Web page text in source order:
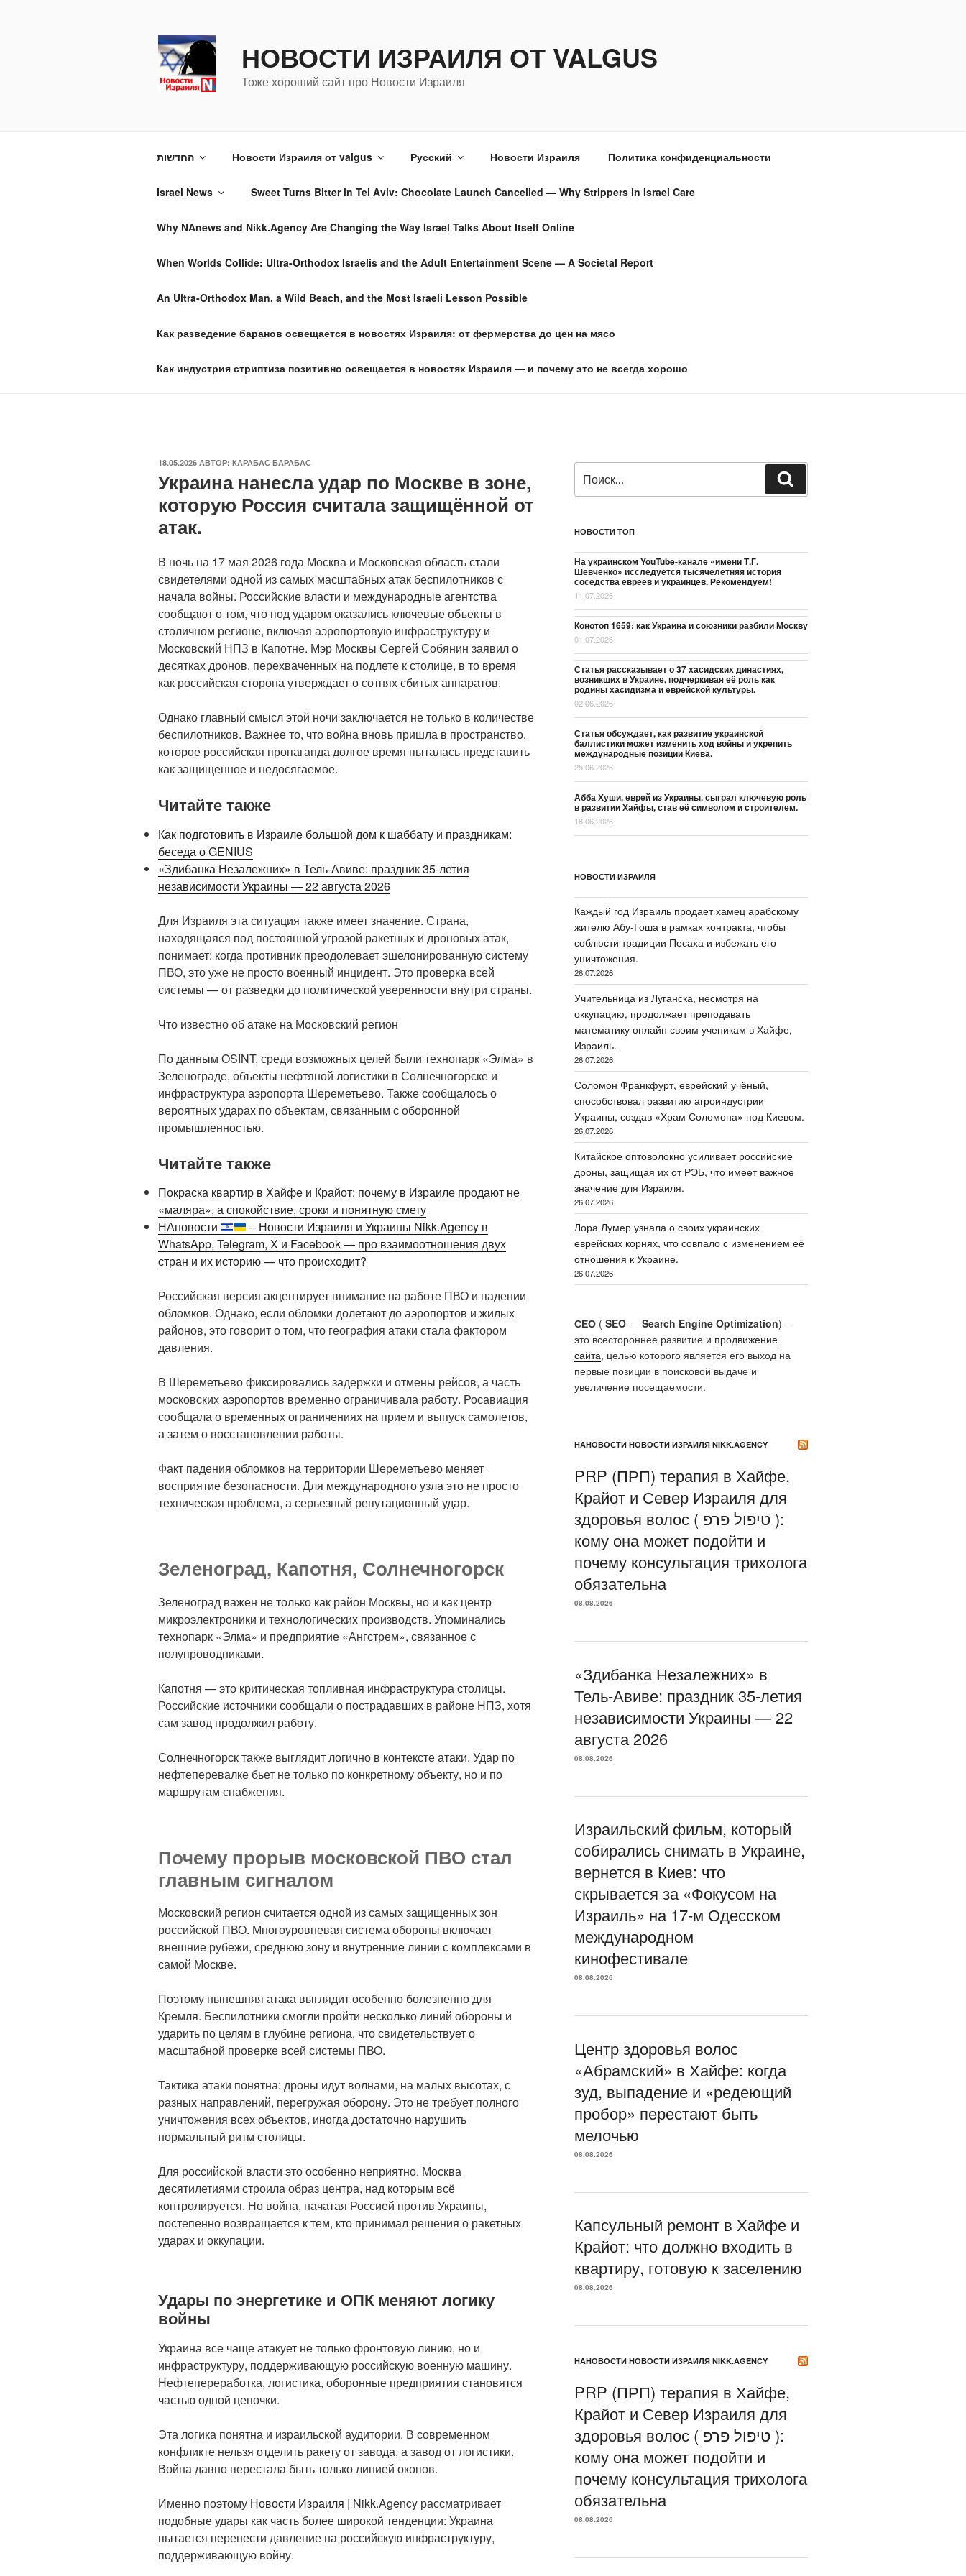
НОВОСТИ ИЗРАИЛЯ ОТ VALGUS
Тоже хороший сайт про Новости Израиля
החדשות Новости Израиля от valgus Русский Новости Израиля Политика конфиденциальности
Israel News Sweet Turns Bitter in Tel Aviv: Chocolate Launch Cancelled — Why Strippers in Israel Care
Why NAnews and Nikk.Agency Are Changing the Way Israel Talks About Itself Online
When Worlds Collide: Ultra-Orthodox Israelis and the Adult Entertainment Scene — A Societal Report
An Ultra-Orthodox Man, a Wild Beach, and the Most Israeli Lesson Possible
Как разведение баранов освещается в новостях Израиля: от фермерства до цен на мясо
Как индустрия стриптиза позитивно освещается в новостях Израиля — и почему это не всегда хорошо
ОПУБЛИКОВАНО
18.05.2026 АВТОР: КАРАБАС БАРАБАС
Украина нанесла удар по Москве в зоне,
которую Россия считала защищённой от
атак.
В ночь на 17 мая 2026 года Москва и Московская область стали
свидетелями одной из самых масштабных атак беспилотников с
начала войны. Российские власти и международные агентства
сообщают о том, что под ударом оказались ключевые объекты в
столичном регионе, включая аэропортовую инфраструктуру и
Московский НПЗ в Капотне. Мэр Москвы Сергей Собянин заявил о
десятках дронов, перехваченных на подлете к столице, в то время
как российская сторона утверждает о сотнях сбитых аппаратов.
Однако главный смысл этой ночи заключается не только в количестве
беспилотников. Важнее то, что война вновь пришла в пространство,
которое российская пропаганда долгое время пыталась представить
как защищенное и недосягаемое.
Читайте также
Как подготовить в Израиле большой дом к шаббату и праздникам:
беседа о GENIUS
«Здибанка Незалежних» в Тель-Авиве: праздник 35-летия
независимости Украины — 22 августа 2026
Для Израиля эта ситуация также имеет значение. Страна,
находящаяся под постоянной угрозой ракетных и дроновых атак,
понимает: когда противник преодолевает эшелонированную систему
ПВО, это уже не просто военный инцидент. Это проверка всей
системы — от разведки до политической уверенности внутри страны.
Что известно об атаке на Московский регион
По данным OSINT, среди возможных целей были технопарк «Элма» в
Зеленограде, объекты нефтяной логистики в Солнечногорске и
инфраструктура аэропорта Шереметьево. Также сообщалось о
вероятных ударах по объектам, связанным с оборонной
промышленностью.
Читайте также
Покраска квартир в Хайфе и Крайот: почему в Израиле продают не
«маляра», а спокойствие, сроки и понятную смету
НАновости
– Новости Израиля и Украины Nikk.Agency в
WhatsApp, Telegram, X и Facebook — про взаимоотношения двух
стран и их историю — что происходит?
Российская версия акцентирует внимание на работе ПВО и падении
обломков. Однако, если обломки долетают до аэропортов и жилых
районов, это говорит о том, что география атаки стала фактором
давления.
В Шереметьево фиксировались задержки и отмены рейсов, а часть
московских аэропортов временно ограничивала работу. Росавиация
сообщала о временных ограничениях на прием и выпуск самолетов,
а затем о восстановлении работы.
Факт падения обломков на территории Шереметьево меняет
восприятие безопасности. Для международного узла это не просто
техническая проблема, а серьезный репутационный удар.
Зеленоград, Капотня, Солнечногорск
Зеленоград важен не только как район Москвы, но и как центр
микроэлектроники и технологических производств. Упоминались
технопарк «Элма» и предприятие «Ангстрем», связанное с
полупроводниками.
Капотня — это критическая топливная инфраструктура столицы.
Российские источники сообщали о пострадавших в районе НПЗ, хотя
сам завод продолжил работу.
Солнечногорск также выглядит логично в контексте атаки. Удар по
нефтеперевалке бьет не только по конкретному объекту, но и по
маршрутам снабжения.
Почему прорыв московской ПВО стал
главным сигналом
Московский регион считается одной из самых защищенных зон
российской ПВО. Многоуровневая система обороны включает
внешние рубежи, среднюю зону и внутренние линии с комплексами в
самой Москве.
Поэтому нынешняя атака выглядит особенно болезненно для
Кремля. Беспилотники смогли пройти несколько линий обороны и
ударить по целям в глубине региона, что свидетельствует о
масштабной проверке всей системы ПВО.
Тактика атаки понятна: дроны идут волнами, на малых высотах, с
разных направлений, перегружая оборону. Это не требует полного
уничтожения всех объектов, иногда достаточно нарушить
нормальный ритм столицы.
Для российской власти это особенно неприятно. Москва
десятилетиями строила образ центра, над которым всё
контролируется. Но война, начатая Россией против Украины,
постепенно возвращается к тем, кто принимал решения о ракетных
ударах и оккупации.
Удары по энергетике и ОПК меняют логику
войны
Украина все чаще атакует не только фронтовую линию, но и
инфраструктуру, поддерживающую российскую военную машину.
Нефтепереработка, логистика, оборонные предприятия становятся
частью одной цепочки.
Эта логика понятна и израильской аудитории. В современном
конфликте нельзя отделить ракету от завода, а завод от логистики.
Война давно перестала быть только линией окопов.
Именно поэтому Новости Израиля | Nikk.Agency рассматривает
подобные удары как часть более широкой тенденции: Украина
пытается перенести давление на российскую инфраструктуру,
поддерживающую войну.
НОВОСТИ ТОП
На украинском YouTube-канале «имени Т.Г.
Шевченко» исследуется тысячелетняя история
соседства евреев и украинцев. Рекомендуем!
11.07.2026
Конотоп 1659: как Украина и союзники разбили Москву
01.07.2026
Статья рассказывает о 37 хасидских династиях,
возникших в Украине, подчеркивая её роль как
родины хасидизма и еврейской культуры.
02.06.2026
Статья обсуждает, как развитие украинской
баллистики может изменить ход войны и укрепить
международные позиции Киева.
25.06.2026
Абба Хуши, еврей из Украины, сыграл ключевую роль
в развитии Хайфы, став её символом и строителем.
18.06.2026
НОВОСТИ ИЗРАИЛЯ
Каждый год Израиль продает хамец арабскому
жителю Абу-Гоша в рамках контракта, чтобы
соблюсти традиции Песаха и избежать его
уничтожения.
26.07.2026
Учительница из Луганска, несмотря на
оккупацию, продолжает преподавать
математику онлайн своим ученикам в Хайфе,
Израиль.
26.07.2026
Соломон Франкфурт, еврейский учёный,
способствовал развитию агроиндустрии
Украины, создав «Храм Соломона» под Киевом.
26.07.2026
Китайское оптоволокно усиливает российские
дроны, защищая их от РЭБ, что имеет важное
значение для Израиля.
26.07.2026
Лора Лумер узнала о своих украинских
еврейских корнях, что совпало с изменением её
отношения к Украине.
26.07.2026
СЕО( SEO— Search Engine Optimization) –
это всестороннее развитие и продвижение
сайта, целью которого является его выход на
первые позиции в поисковой выдаче и
увеличение посещаемости.
НАНОВОСТИ НОВОСТИ ИЗРАИЛЯ NIKK.AGENCY
PRP (ПРП) терапия в Хайфе,
Крайот и Север Израиля для
здоровья волос ( טיפול פרפ ):
кому она может подойти и
почему консультация трихолога
обязательна
08.08.2026
«Здибанка Незалежних» в
Тель-Авиве: праздник 35-летия
независимости Украины — 22
августа 2026
08.08.2026
Израильский фильм, который
собирались снимать в Украине,
вернется в Киев: что
скрывается за «Фокусом на
Израиль» на 17-м Одесском
международном
кинофестивале
08.08.2026
Центр здоровья волос
«Абрaмский» в Хайфе: когда
зуд, выпадение и «редеющий
пробор» перестают быть
мелочью
08.08.2026
Капсульный ремонт в Хайфе и
Крайот: что должно входить в
квартиру, готовую к заселению
08.08.2026
НАНОВОСТИ НОВОСТИ ИЗРАИЛЯ NIKK.AGENCY
PRP (ПРП) терапия в Хайфе,
Крайот и Север Израиля для
здоровья волос ( טיפול פרפ ):
кому она может подойти и
почему консультация трихолога
обязательна
08.08.2026